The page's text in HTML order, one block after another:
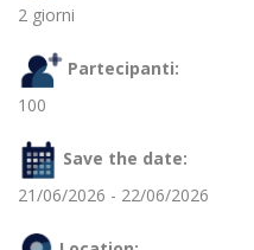
2 giorni
Partecipanti:
100
Save the date:
21/06/2026 - 22/06/2026